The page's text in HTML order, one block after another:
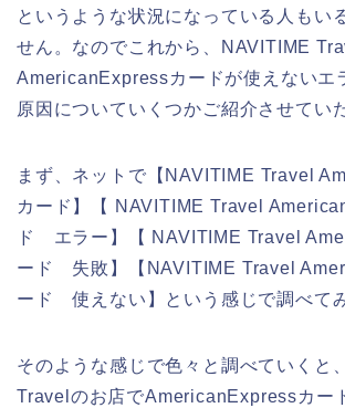
というような状況になっている人もい
せん。なのでこれから、NAVITIME
AmericanExpressカードが使えないエ
原因についていくつかご紹介させてい
まず、ネットで【NAVITIME Travel
カード】【 NAVITIME Travel
ド エラー】【 NAVITIME Travel
ード 失敗】【NAVITIME Travel
ード 使えない】という感じで調べて
そのような感じで色々と調べていくと
Travelのお店でAmericanExpressカー